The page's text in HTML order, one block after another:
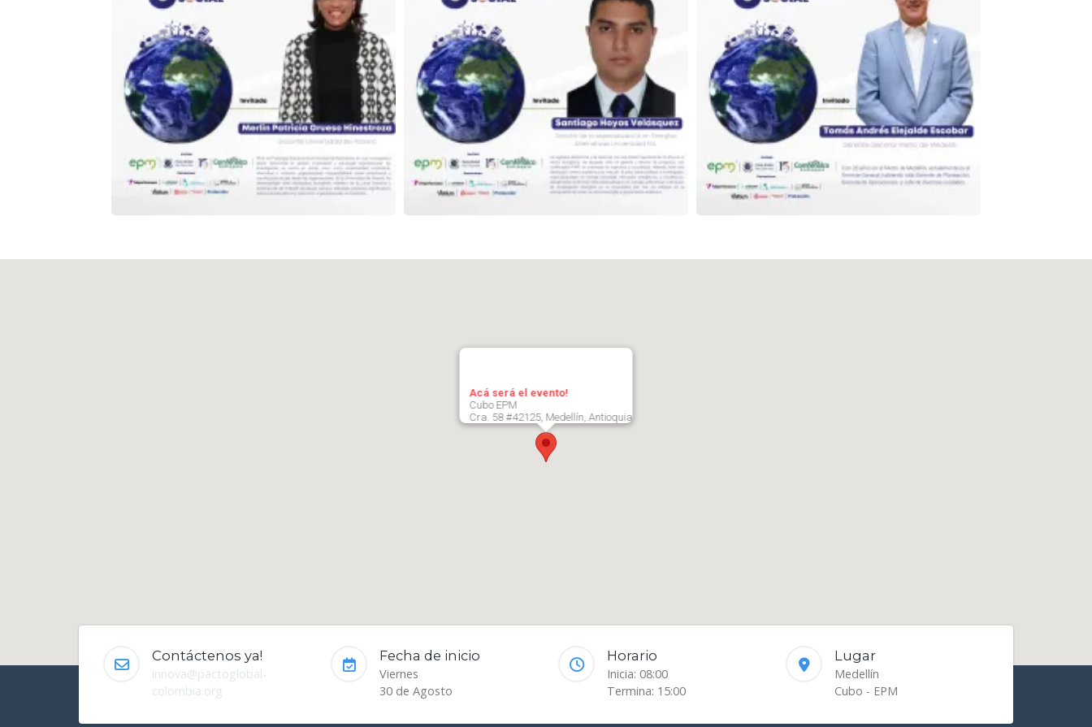
Acá será el evento!
Cubo EPM
Cra. 58 #42125, Medellín, Antioquia
Contáctenos ya!
innova@pactoglobal-
colombia.org
Fecha de inicio
Viernes
30 de Agosto
Horario
Inicia: 08:00
Termina: 15:00
Lugar
Medellín
Cubo - EPM